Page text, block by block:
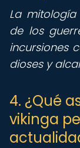
La
de los
incursiones
dioses y
4. ¿Qué
vikinga